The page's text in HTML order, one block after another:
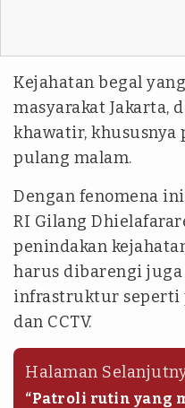
Kejahatan begal
masyarakat Jakarta,
khawatir, khususnya
pulang malam.
Dengan fenomena
RI Gilang
penindakan
harus dibarengi
infrastruktur seperti
dan CCTV.
Halaman
“Patroli rutin yang